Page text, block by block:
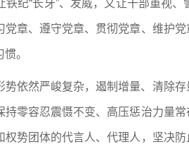
纪“长牙”、发威，又让干部重视
章、遵守党章、贯彻党章、维护
。
势依然严峻复杂，遏制增量、清除
持零容忍震慑不变、高压惩治力量
权势团体的代言人、代理人，坚决